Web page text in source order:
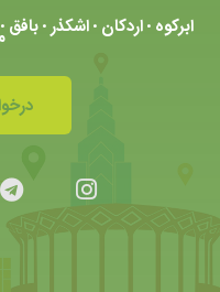
ابرکوه •اردکان •اشکذر •بافق